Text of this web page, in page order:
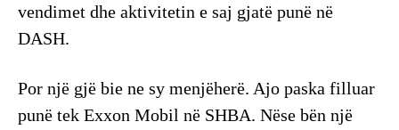
vendimet dhe aktivitetin e saj gjatë punë në
DASH.
Por një gjë bie ne sy menjëherë. Ajo paska filluar
punë tek Exxon Mobil në SHBA. Nëse bën një